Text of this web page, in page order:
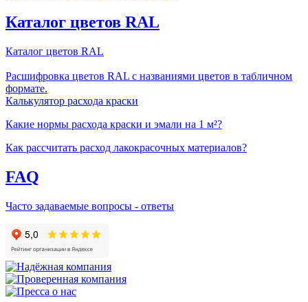
Каталог цветов RAL
Каталог цветов RAL
Расшифровка цветов RAL с названиями цветов в табличном
формате.
Калькулятор расхода краски
Какие нормы расхода краски и эмали на 1 м²?
Как рассчитать расход лакокрасочных материалов?
FAQ
Часто задаваемые вопросы - ответы